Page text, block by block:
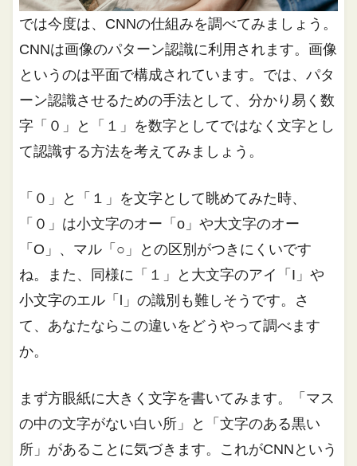
では今度は、CNNの仕組みを調べてみましょう。
CNNは画像のパターン認識に利用されます。画像
というのは平面で構成されています。では、パタ
ーン認識させるための手法として、分かり易く数
字「０」と「１」を数字としてではなく文字とし
て認識する方法を考えてみましょう。
「０」と「１」を文字として眺めてみた時、
「０」は小文字のオー「o」や大文字のオー
「O」、マル「○」との区別がつきにくいです
ね。また、同様に「１」と大文字のアイ「I」や
小文字のエル「l」の識別も難しそうです。さ
て、あなたならこの違いをどうやって調べます
か。
まず方眼紙に大きく文字を書いてみます。「マス
の中の文字がない白い所」と「文字のある黒い
所」があることに気づきます。これがCNNという